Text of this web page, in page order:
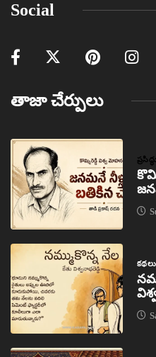
Social
తాజా చేర్పులు
కథలు